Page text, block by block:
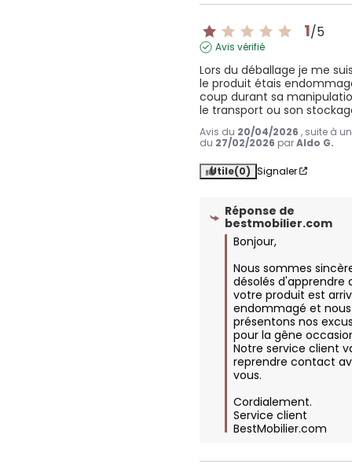
1/5
Avis vérifié
Lors du déballage je me
le produit étais
coup durant sa
le transport ou son
Avis du 20/04/2026 , suite à
du 27/02/2026 parAldo G.
Utile(0) Signaler
Réponse de
bestmobilier.com
Bonjour,
Nous sommes
désolés d'apprendre
votre produit est
endommagé et
présentons nos
pour la gêne
Notre service client
reprendre contact
vous.
Cordialement.
Service client
BestMobilier.com